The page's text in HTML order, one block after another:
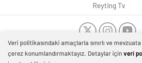
Haber Merkezi
0 0
Reyting Tv
Veri politikasındaki amaçlarla sınırlı ve
çerez konumlandırmaktayız. Detaylar içinveri
Dost SitelerTanıtım Yazısı -Düğün Dansı
Bakırköy
-Kombi tamiri İstanbul Kombi